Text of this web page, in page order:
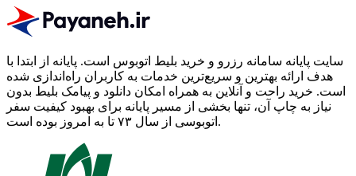
سایت پایانه سامانه رزرو و خرید بلیط اتوبوس است. پایانه از ابتدا با
هدف ارائه بهترین و سریع‌ترین خدمات به کاربران راه‌اندازی شده
است. خرید راحت و آنلاین به همراه امکان دانلود و پیامک بلیط بدون
نیاز به چاپ آن، تنها بخشی از مسیر پایانه برای بهبود کیفیت سفر
اتوبوسی از سال ۷۳ تا به امروز بوده است.